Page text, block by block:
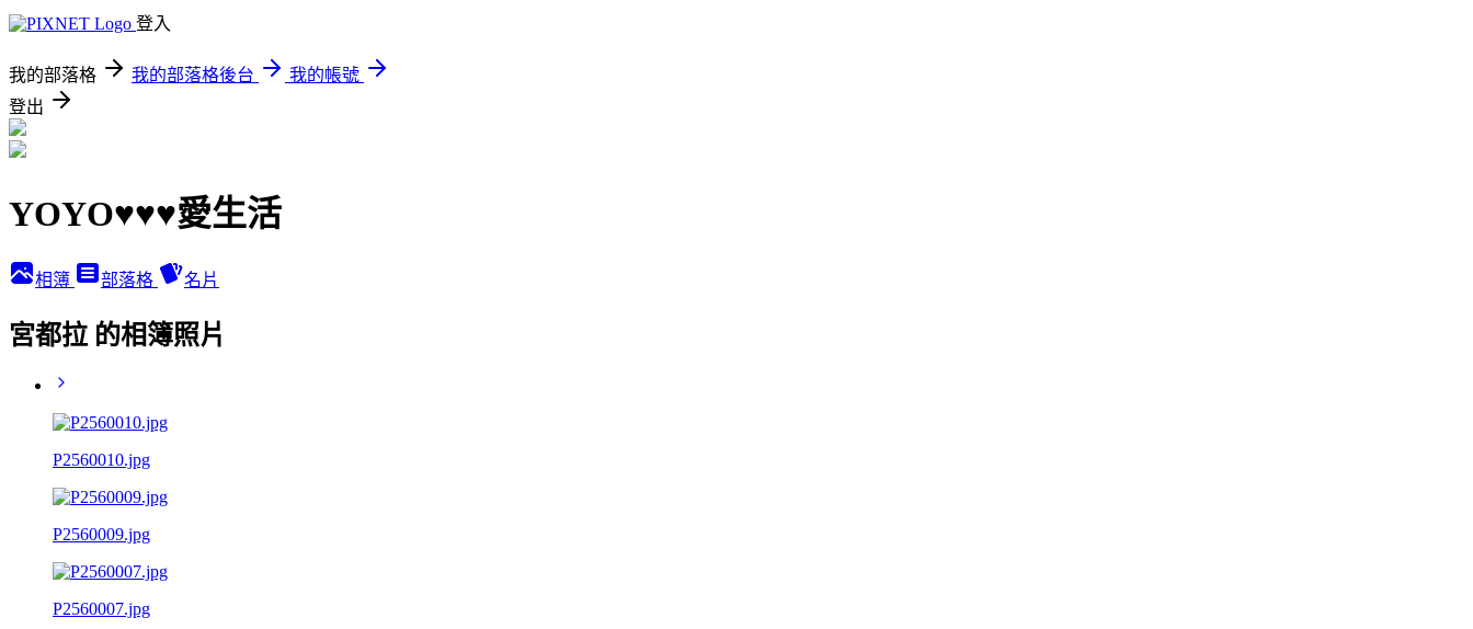
登入
我的部落格 我的部落格後台
我的帳號
登出
YOYO♥♥♥愛生活
相簿 部落格 名片
宮都拉 的相簿照片
P2560010.jpg
P2560009.jpg
P2560007.jpg